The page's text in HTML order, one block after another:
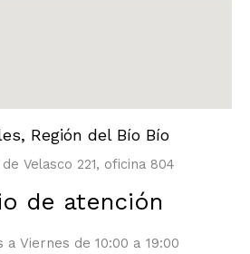
Región del Bío Bío
Velasco 221, oficina 804
de atención
a Viernes de 10:00 a 19:00